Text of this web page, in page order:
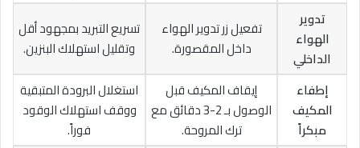
تدوير
الهواء
الداخلي
تفعيل زر تدوير الهواء
داخل المقصورة.
تسريع التبريد بمجهود أقل
وتقليل استهلاك البنزين.
إطفاء
المكيف
مبكراً
إيقاف المكيف قبل
الوصول بـ 2-3 دقائق مع
ترك المروحة.
استغلال البرودة المتبقية
ووقف استهلاك الوقود
فوراً.